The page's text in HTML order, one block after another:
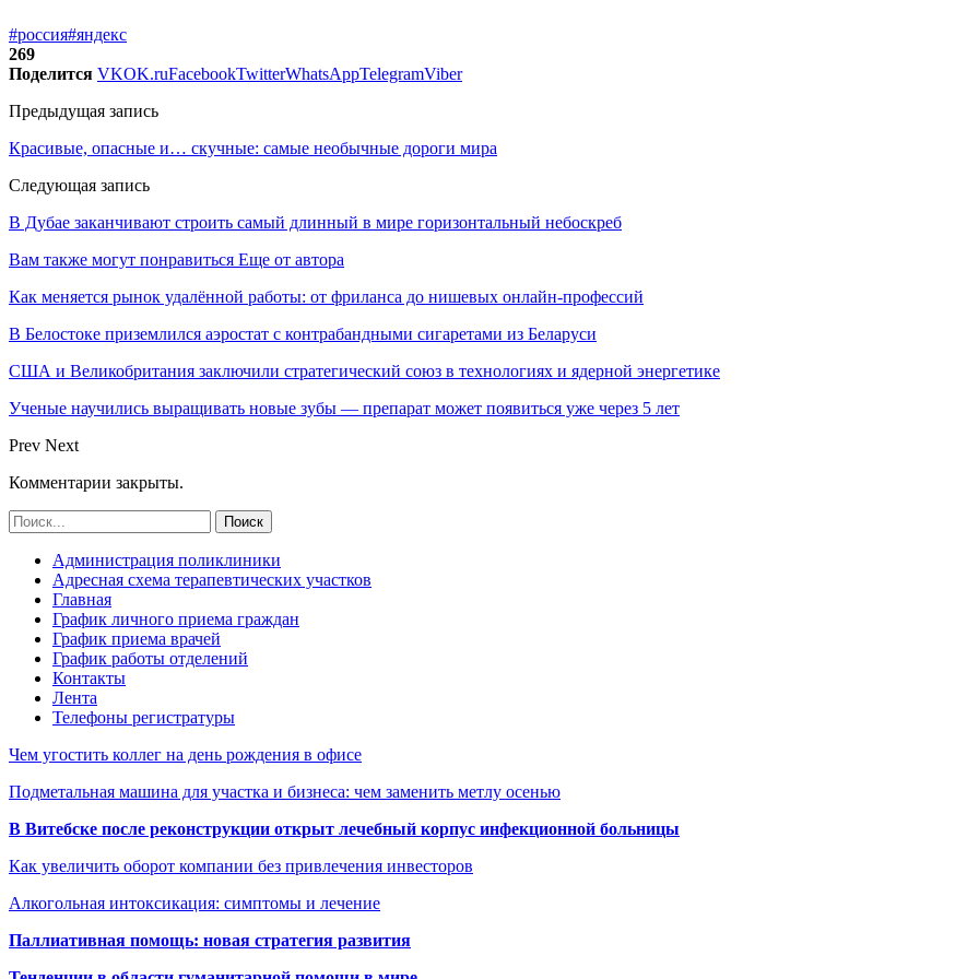
#россия#яндекс
269
Поделится VKOK.ruFacebookTwitterWhatsAppTelegramViber
Предыдущая запись
Красивые, опасные и… скучные: самые необычные дороги мира
Следующая запись
В Дубае заканчивают строить самый длинный в мире горизонтальный небоскреб
Вам также могут понравиться Еще от автора
Как меняется рынок удалённой работы: от фриланса до нишевых онлайн-профессий
В Белостоке приземлился аэростат с контрабандными сигаретами из Беларуси
США и Великобритания заключили стратегический союз в технологиях и ядерной энергетике
Ученые научились выращивать новые зубы — препарат может появиться уже через 5 лет
Prev Next
Комментарии закрыты.
Администрация поликлиники
Адресная схема терапевтических участков
Главная
График личного приема граждан
График приема врачей
График работы отделений
Контакты
Лента
Телефоны регистратуры
Чем угостить коллег на день рождения в офисе
Подметальная машина для участка и бизнеса: чем заменить метлу осенью
В Витебске после реконструкции открыт лечебный корпус инфекционной больницы
Как увеличить оборот компании без привлечения инвесторов
Алкогольная интоксикация: симптомы и лечение
Паллиативная помощь: новая стратегия развития